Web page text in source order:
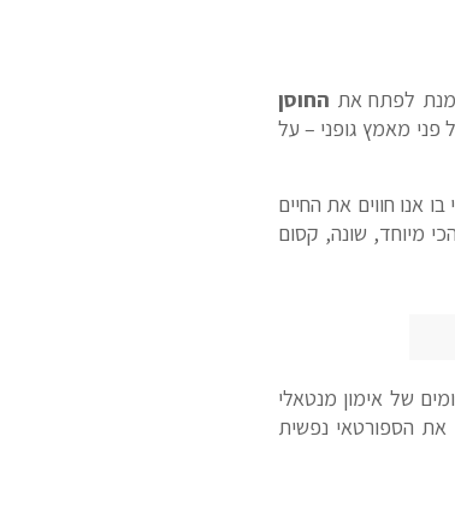
מנת לפתח את החוסן
פני מאמץ גופני – על
אנו חווים את החיים
מיוחד, שונה, קסום
של אימון מנטאלי
את הספורטאי נפשית